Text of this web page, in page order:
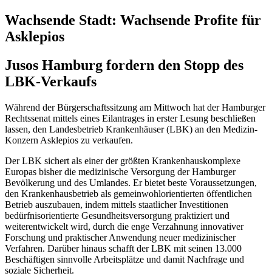
Wachsende Stadt: Wachsende Profite für
Asklepios
Jusos Hamburg fordern den Stopp des
LBK-Verkaufs
Während der Bürgerschaftssitzung am Mittwoch hat der Hamburger
Rechtssenat mittels eines Eilantrages in erster Lesung beschließen
lassen, den Landesbetrieb Krankenhäuser (LBK) an den Medizin-
Konzern Asklepios zu verkaufen.
Der LBK sichert als einer der größten Krankenhauskomplexe
Europas bisher die medizinische Versorgung der Hamburger
Bevölkerung und des Umlandes. Er bietet beste Voraussetzungen,
den Krankenhausbetrieb als gemeinwohlorientierten öffentlichen
Betrieb auszubauen, indem mittels staatlicher Investitionen
bedürfnisorientierte Gesundheitsversorgung praktiziert und
weiterentwickelt wird, durch die enge Verzahnung innovativer
Forschung und praktischer Anwendung neuer medizinischer
Verfahren. Darüber hinaus schafft der LBK mit seinen 13.000
Beschäftigen sinnvolle Arbeitsplätze und damit Nachfrage und
soziale Sicherheit.